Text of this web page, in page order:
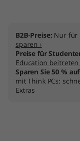
B2B-Preise: Nur für
sparen ›
Preise für
Education
Sparen Sie 50 %
mit Think PCs:
Extras